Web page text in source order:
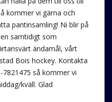
kommer vi gärna och
pantinsamling! Ni blir på
samtidigt som
ändamål, vårt
Bois hockey. Kontakta
7821475 så kommer vi
kväll. Glad